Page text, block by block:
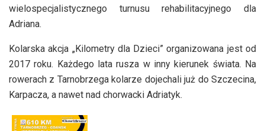
wielospecjalistycznego turnusu rehabilitacyjnego dla
Adriana.
Kolarska akcja „Kilometry dla Dzieci” organizowana jest od
2017 roku. Każdego lata rusza w inny kierunek świata. Na
rowerach z Tarnobrzega kolarze dojechali już do Szczecina,
Karpacza, a nawet nad chorwacki Adriatyk.